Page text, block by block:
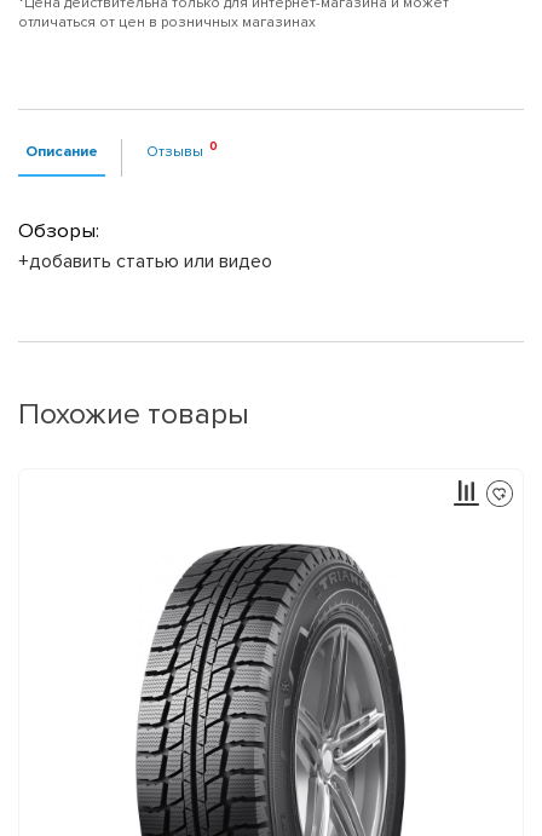
отличаться от цен в розничных магазинах
Описание Отзывы
Обзоры:
+добавить статью или видео
Похожие товары